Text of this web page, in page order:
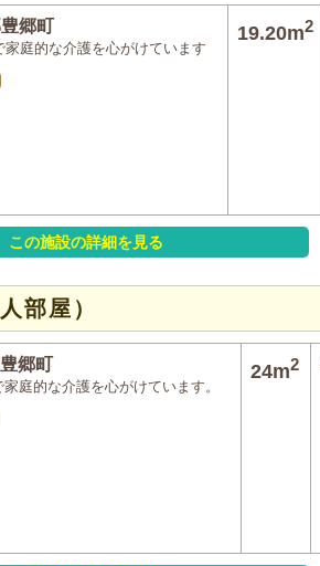
郷町
家庭的な介護を心がけています
19.20m2
この施設の詳細を見る
部屋）
郷町
庭的な介護を心がけています。
24m2